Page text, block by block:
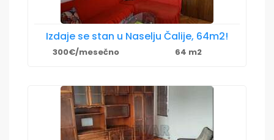
Izdaje se stan u Naselju Čalije, 64m2!
300€/mesečno 64 m2